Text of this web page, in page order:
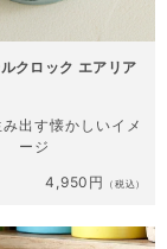
クロック エアリア
出す懐かしいイメ
ージ
4,950円
（税込）